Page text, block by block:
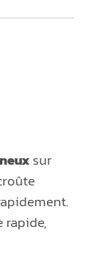
sur
rapide,